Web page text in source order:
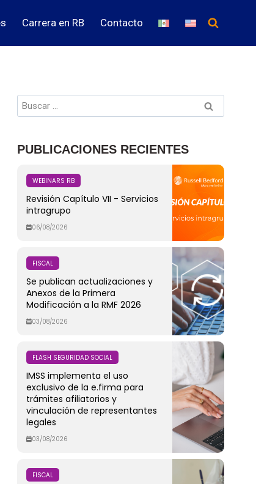
Carrera en RB Contacto
PUBLICACIONES RECIENTES
WEBINARS RB
Revisión Capítulo VII - Servicios
intragrupo
06/08/2026
FISCAL
Se publican actualizaciones y
Anexos de la Primera
Modificación a la RMF 2026
03/08/2026
FLASH SEGURIDAD SOCIAL
IMSS implementa el uso
exclusivo de la e.firma para
trámites afiliatorios y
vinculación de representantes
legales
03/08/2026
FISCAL